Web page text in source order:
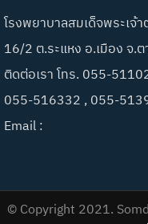
โรงพยาบาลสมเด็จพระเจ้
16/2 ต.ระแหง อ.เมือง จ.
ติดต่อเรา โทร. 055-
055-516332 , 055-
Email :
© Copyright 2021.